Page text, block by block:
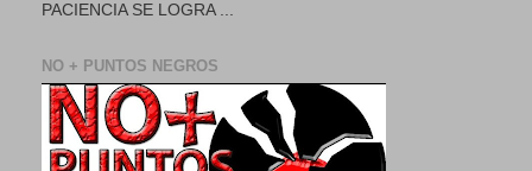
PACIENCIA SE LOGRA ...
NO + PUNTOS NEGROS